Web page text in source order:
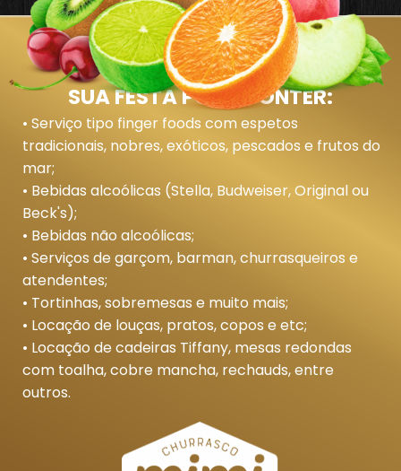
SUA FESTA PODE CONTER:
• Serviço tipo finger foods com espetos
tradicionais, nobres, exóticos, pescados e frutos do
mar;
• Bebidas alcoólicas (Stella, Budweiser, Original ou
Beck's);
• Bebidas não alcoólicas;
• Serviços de garçom, barman, churrasqueiros e
atendentes;
• Tortinhas, sobremesas e muito mais;
• Locação de louças, pratos, copos e etc;
• Locação de cadeiras Tiffany, mesas redondas
com toalha, cobre mancha, rechauds, entre
outros.